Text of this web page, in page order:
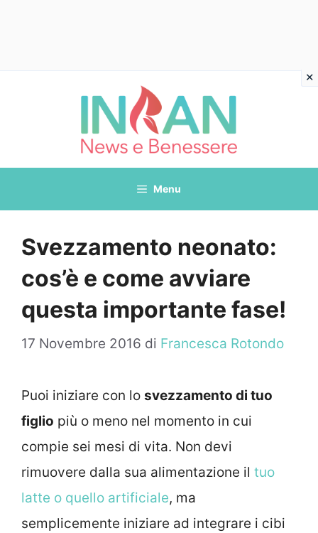
Menu
Svezzamento neonato:
cos’è e come avviare
questa importante fase!
17 Novembre 2016 di Francesca Rotondo
Puoi iniziare con lo svezzamento di tuo
figlio più o meno nel momento in cui
compie sei mesi di vita. Non devi
rimuovere dalla sua alimentazione il tuo
latte o quello artificiale, ma
semplicemente iniziare ad integrare i cibi